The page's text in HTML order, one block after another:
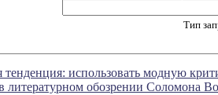
Тип
тенденция: использовать модную
литературном обозрении Соломона